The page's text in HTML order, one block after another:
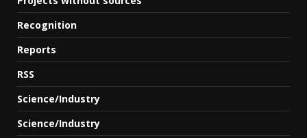
Recognition
Reports
RSS
Science/Industry
Science/Industry